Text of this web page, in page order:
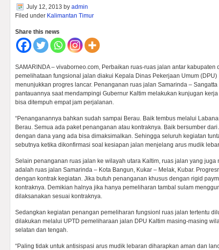
July 12, 2013 by admin
Filed under Kalimantan Timur
Share this news
SAMARINDA – vivaborneo.com, Perbaikan ruas-ruas jalan antar kabupaten
pemelihataan fungsional jalan diakui Kepala Dinas Pekerjaan Umum (DPU)
menunjukkan progres lancar. Penanganan ruas jalan Samarinda –
pantauannya saat mendampingi Gubernur Kaltim melakukan kunjugan
bisa ditempuh empat jam perjalanan.
“Penanganannya bahkan sudah sampai Berau. Baik tembus melalui
Berau. Semua ada paket penanganan atau kontraknya. Baik bersumber
dengan dana yang ada bisa dimaksimalkan. Sehingga seluruh kegiatan
sebutnya ketika dikonfirmasi soal kesiapan jalan menjelang arus mudik
Selain penanganan ruas jalan ke wilayah utara Kaltim, ruas jalan yang
adalah ruas jalan Samarinda – Kota Bangun, Kukar – Melak, Kubar.
dengan kontrak kegiatan. Jika butuh penanganan khusus dengan rigid
kontraknya. Demikian halnya jika hanya pemeliharan tambal sulam
dilaksanakan sesuai kontraknya.
Sedangkan kegiatan penangan pemeliharan fungsionl ruas jalan tertentu
dilakukan melalui UPTD pemeliharaan jalan DPU Kaltim masing-masing
selatan dan tengah.
“Paling tidak untuk antisispasi arus mudik lebaran diharapkan aman dan